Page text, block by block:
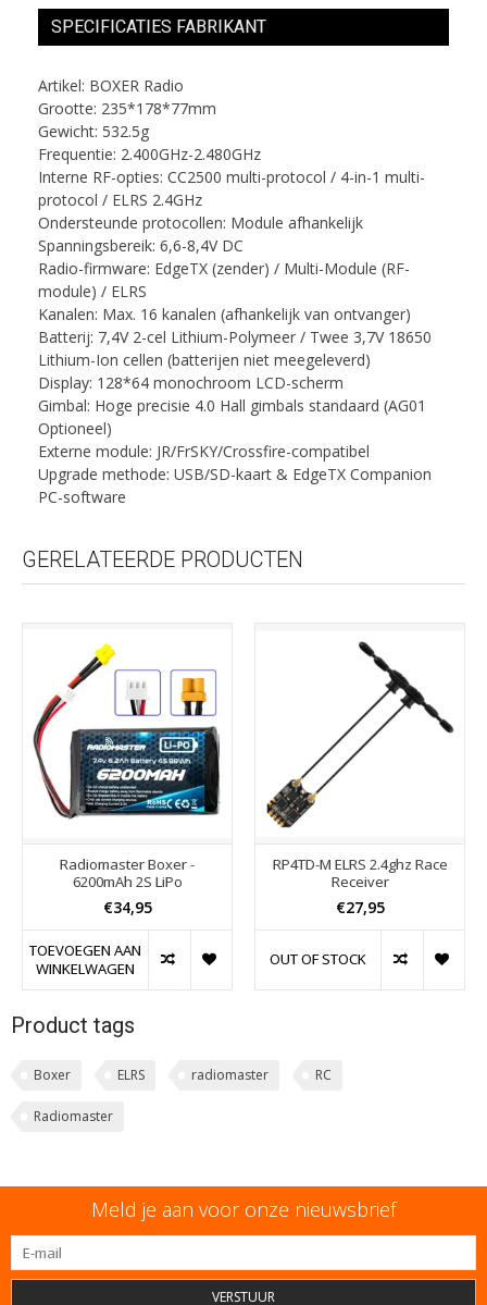
SPECIFICATIES FABRIKANT
Artikel: BOXER Radio
Grootte: 235*178*77mm
Gewicht: 532.5g
Frequentie: 2.400GHz-2.480GHz
Interne RF-opties: CC2500 multi-protocol / 4-in-1 multi-
protocol / ELRS 2.4GHz
Ondersteunde protocollen: Module afhankelijk
Spanningsbereik: 6,6-8,4V DC
Radio-firmware: EdgeTX (zender) / Multi-Module (RF-
module) / ELRS
Kanalen: Max. 16 kanalen (afhankelijk van ontvanger)
Batterij: 7,4V 2-cel Lithium-Polymeer / Twee 3,7V 18650
Lithium-Ion cellen (batterijen niet meegeleverd)
Display: 128*64 monochroom LCD-scherm
Gimbal: Hoge precisie 4.0 Hall gimbals standaard (AG01
Optioneel)
Externe module: JR/FrSKY/Crossfire-compatibel
Upgrade methode: USB/SD-kaart & EdgeTX Companion
PC-software
GERELATEERDE PRODUCTEN
Radiomaster Boxer -
6200mAh 2S LiPo
€34,95
TOEVOEGEN AAN
WINKELWAGEN
RP4TD-M ELRS 2.4ghz Race
Receiver
€27,95
OUT OF STOCK
Product tags
Boxer ELRS radiomaster RC
Radiomaster
Meld je aan voor onze nieuwsbrief
VERSTUUR